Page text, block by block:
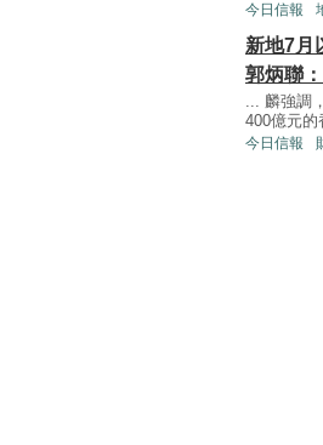
今日信報
新地7月
郭炳聯
... 麟強調
400億元
今日信報